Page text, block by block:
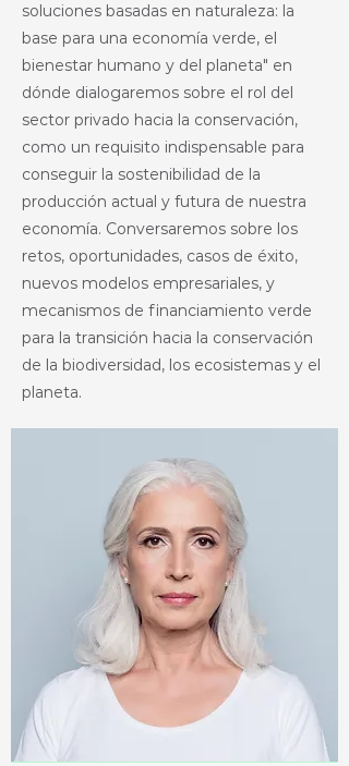
soluciones basadas en naturaleza: la
base para una economía verde, el
bienestar humano y del planeta" en
dónde dialogaremos sobre el rol del
sector privado hacia la conservación,
como un requisito indispensable para
conseguir la sostenibilidad de la
producción actual y futura de nuestra
economía. Conversaremos sobre los
retos, oportunidades, casos de éxito,
nuevos modelos empresariales, y
mecanismos de financiamiento verde
para la transición hacia la conservación
de la biodiversidad, los ecosistemas y el
planeta.